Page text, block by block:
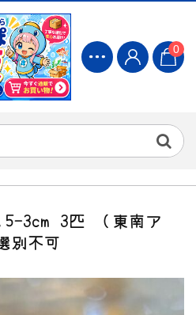
0
3cm 3匹 （東南ア
別不可